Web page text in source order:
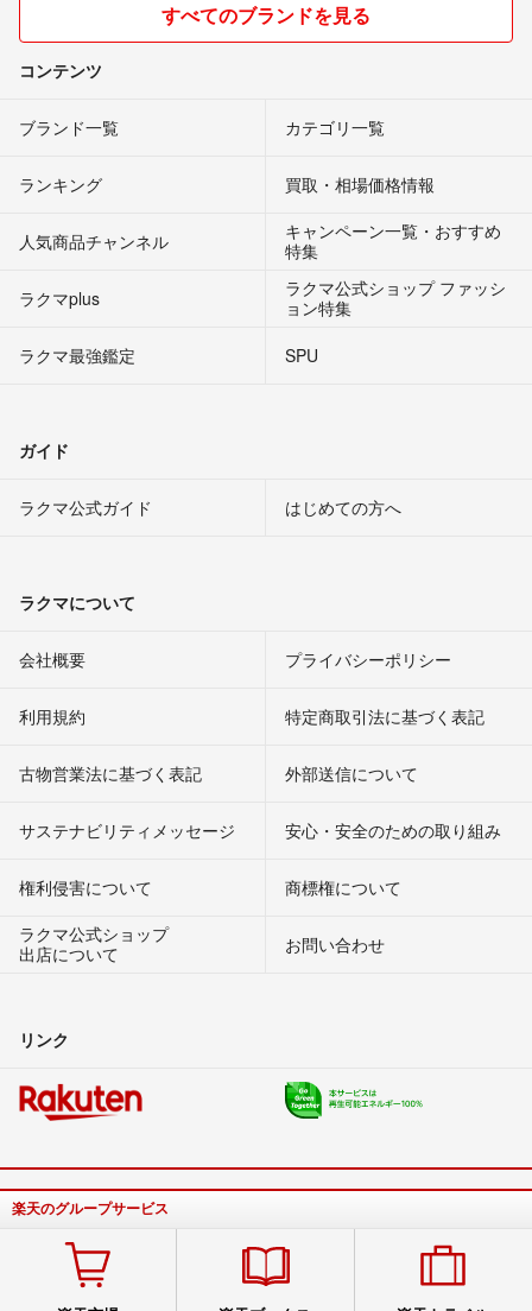
すべてのブランドを見る
コンテンツ
ブランド一覧 カテゴリ一覧
ランキング 買取・相場価格情報
人気商品チャンネル
キャンペーン一覧・おすすめ
特集
ラクマplus
ラクマ公式ショップ ファッシ
ョン特集
ラクマ最強鑑定
SPU
ガイド
ラクマ公式ガイド はじめての方へ
ラクマについて
会社概要 プライバシーポリシー
利用規約 特定商取引法に基づく表記
古物営業法に基づく表記 外部送信について
サステナビリティメッセージ 安心・安全のための取り組み
権利侵害について
商標権について
ラクマ公式ショップ
出店について
お問い合わせ
リンク
楽天のグループサービス